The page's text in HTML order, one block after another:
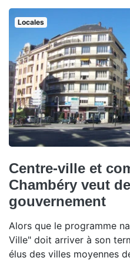
Locales
Centre-ville et
Chambéry veut
gouvernement
Alors que le programme
Ville" doit arriver à son
élus des villes moyennes